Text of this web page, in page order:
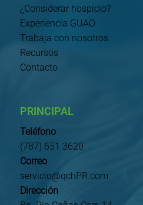
¿Considerar hospicio?
Experiencia GUAO
Trabaja con nosotros
Recursos
Contacto
PRINCIPAL
Teléfono
(787) 651 3620
Correo
servicio@qchPR.com
Dirección